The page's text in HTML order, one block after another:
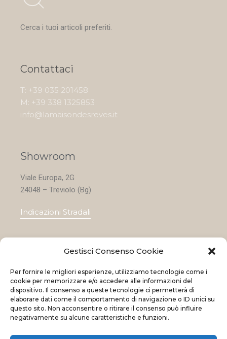
Gestisci Consenso Cookie
Per fornire le migliori esperienze, utilizziamo tecnologie come i
cookie per memorizzare e/o accedere alle informazioni del
dispositivo. Il consenso a queste tecnologie ci permetterà di
elaborare dati come il comportamento di navigazione o ID unici su
questo sito. Non acconsentire o ritirare il consenso può influire
negativamente su alcune caratteristiche e funzioni.
Cerca i tuoi articoli preferiti.
Contattaci
T: +39 035 201458
M: +39 338 1325853
info@lamaisondesreves.it
Showroom
Viale Europa, 2G
24048 – Treviolo (Bg)
Indicazioni Stradali
Le nostre collezioni
Contatti
Negozi